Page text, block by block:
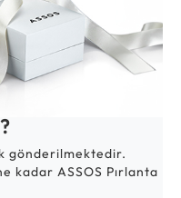
gönderilmektedir.
kadar ASSOS Pırlanta